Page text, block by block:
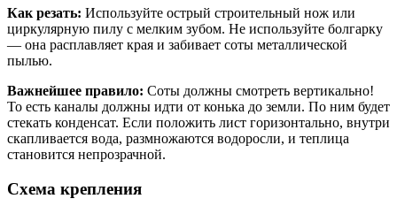
Как резать: Используйте острый строительный нож или
циркулярную пилу с мелким зубом. Не используйте болгарку
— она расплавляет края и забивает соты металлической
пылью.
Важнейшее правило: Соты должны смотреть вертикально!
То есть каналы должны идти от конька до земли. По ним будет
стекать конденсат. Если положить лист горизонтально, внутри
скапливается вода, размножаются водоросли, и теплица
становится непрозрачной.
Схема крепления